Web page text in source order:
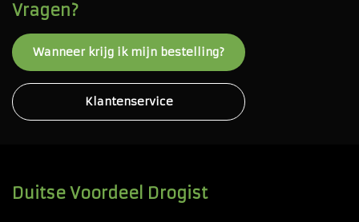
Vragen?
Wanneer krijg ik mijn bestelling?
Klantenservice
Duitse Voordeel Drogist